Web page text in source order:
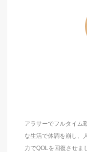
アラサーでフルタイム
な生活で体調を崩し、
力でQOLを回復させま